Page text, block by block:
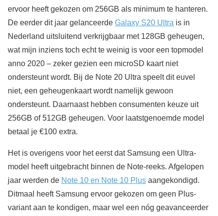
ervoor heeft gekozen om 256GB als minimum te hanteren.
De eerder dit jaar gelanceerde Galaxy S20 Ultra is in
Nederland uitsluitend verkrijgbaar met 128GB geheugen,
wat mijn inziens toch echt te weinig is voor een topmodel
anno 2020 – zeker gezien een microSD kaart niet
ondersteunt wordt. Bij de Note 20 Ultra speelt dit euvel
niet, een geheugenkaart wordt namelijk gewoon
ondersteunt. Daarnaast hebben consumenten keuze uit
256GB of 512GB geheugen. Voor laatstgenoemde model
betaal je €100 extra.
Het is overigens voor het eerst dat Samsung een Ultra-
model heeft uitgebracht binnen de Note-reeks. Afgelopen
jaar werden de Note 10 en Note 10 Plus aangekondigd.
Ditmaal heeft Samsung ervoor gekozen om geen Plus-
variant aan te kondigen, maar wel een nóg geavanceerder